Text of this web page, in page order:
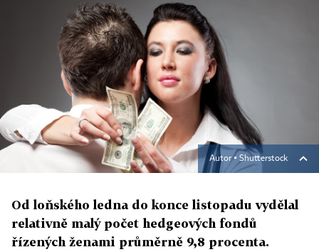
Autor ▪ Shutterstock
Od loňského ledna do konce listopadu vydělal
relativně malý počet hedgeových fondů
řízených ženami průměrně 9,8 procenta.